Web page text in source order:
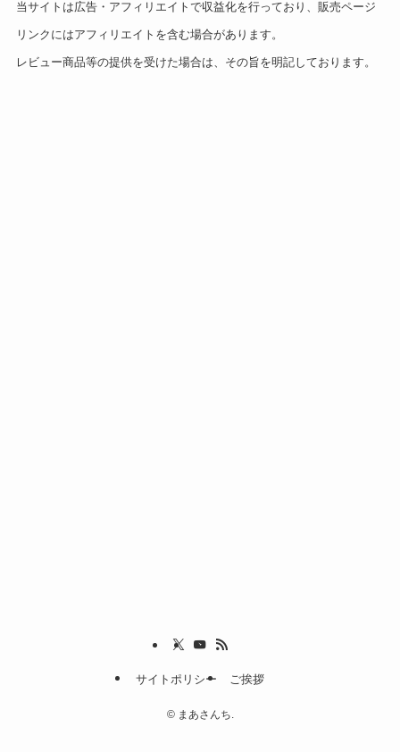
当サイトは広告・アフィリエイトで収益化を行っており、販売ページ
リンクにはアフィリエイトを含む場合があります。
レビュー商品等の提供を受けた場合は、その旨を明記しております。
サイトポリシー ご挨拶
©まあさんち.